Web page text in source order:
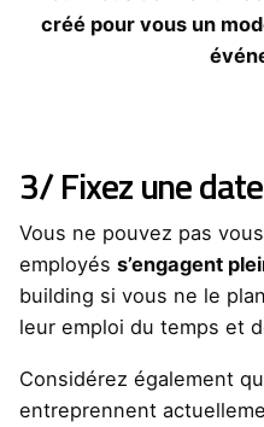
créé pour vous un
3/ Fixez une date
Vous ne pouvez pas
employés s’engagent
building si vous ne le
leur emploi du temps et
Considérez également
entreprennent